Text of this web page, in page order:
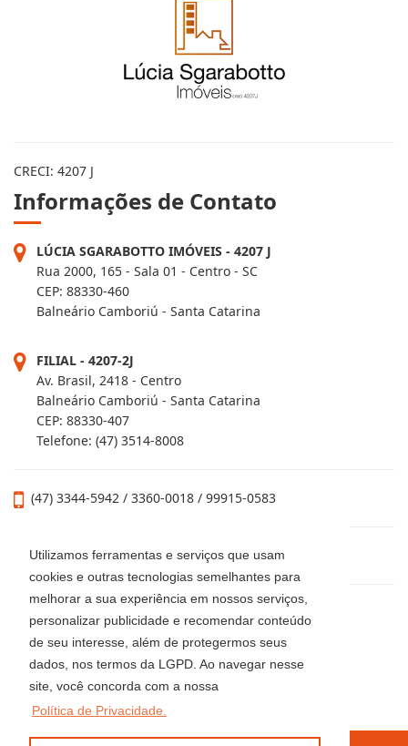
Utilizamos ferramentas e serviços que usam
cookies e outras tecnologias semelhantes para
melhorar a sua experiência em nossos serviços,
personalizar publicidade e recomendar conteúdo
de seu interesse, além de protegermos seus
dados, nos termos da LGPD. Ao navegar nesse
site, você concorda com a nossa
Política de Privacidade.
CRECI: 4207 J
Informações de Contato
LÚCIA SGARABOTTO IMÓVEIS - 4207 J
Rua 2000, 165 - Sala 01 - Centro - SC
CEP: 88330-460
Balneário Camboriú - Santa Catarina
FILIAL - 4207-2J
Av. Brasil, 2418 - Centro
Balneário Camboriú - Santa Catarina
CEP: 88330-407
Telefone: (47) 3514-8008
(47) 3344-5942 / 3360-0018 / 99915-0583
locacaoluciaimoveis@gmail.com